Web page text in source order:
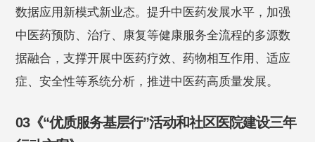
数据应用新模式新业态。提升中医药发展水平，加强
中医药预防、治疗、康复等健康服务全流程的多源数
据融合，支撑开展中医药疗效、药物相互作用、适应
症、安全性等系统分析，推进中医药高质量发展。
03《“优质服务基层行”活动和社区医院建设三年